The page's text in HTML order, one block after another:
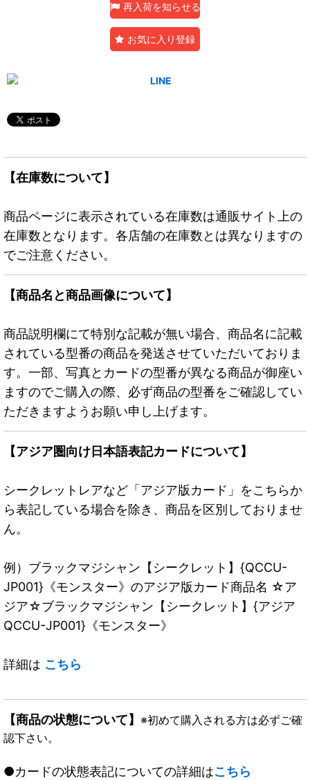
再入荷を知らせる
お気に入り登録
【在庫数について】
商品ページに表示されている在庫数は通販サイト上の
在庫数となります。各店舗の在庫数とは異なりますの
でご注意ください。
【商品名と商品画像について】
商品説明欄にて特別な記載が無い場合、商品名に記載
されている型番の商品を発送させていただいておりま
す。一部、写真とカードの型番が異なる商品が御座い
ますのでご購入の際、必ず商品の型番をご確認してい
ただきますようお願い申し上げます。
【アジア圏向け日本語表記カードについて】
シークレットレアなど「アジア版カード」をこちらか
ら表記している場合を除き、商品を区別しておりませ
ん。
例）ブラックマジシャン【シークレット】{QCCU-
JP001}《モンスター》のアジア版カード商品名 ☆ア
ジア☆ブラックマジシャン【シークレット】{アジア
QCCU-JP001}《モンスター》
詳細は こちら
【商品の状態について】 ※初めて購入される方は必ずご確
認下さい。
●カードの状態表記についての詳細はこちら